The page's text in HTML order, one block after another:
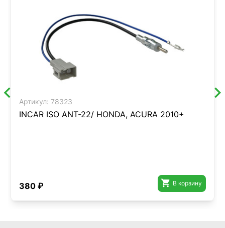
Артикул: 78323
INCAR ISO ANT-22/ HONDA, ACURA 2010+
380 ₽  В корзину